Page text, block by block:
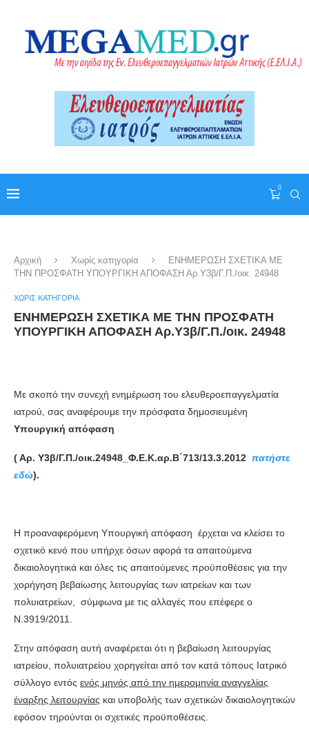
0
Αρχική Χωρίς κατηγορία
ΕΝΗΜΕΡΩΣΗ ΣΧΕΤΙΚΑ ΜΕ
ΤΗΝ ΠΡΟΣΦΑΤΗ ΥΠΟΥΡΓΙΚΗ ΑΠΟΦΑΣΗ Αρ.Υ3β/Γ.Π./οικ. 24948
ΧΩΡΊΣ ΚΑΤΗΓΟΡΊΑ
ΕΝΗΜΕΡΩΣΗ ΣΧΕΤΙΚΑ ΜΕ ΤΗΝ ΠΡΟΣΦΑΤΗ
ΥΠΟΥΡΓΙΚΗ ΑΠΟΦΑΣΗ Αρ.Υ3β/Γ.Π./οικ. 24948
Με σκοπό την συνεχή ενημέρωση του ελευθεροεπαγγελματία
ιατρού, σας αναφέρουμε την πρόσφατα δημοσιευμένη
Υπουργική απόφαση
( Αρ. Υ3β/Γ.Π./οικ.24948_Φ.Ε.Κ.αρ.Β΄713/13.3.2012­ πατήστε
εδώ).
Η προαναφερόμενη Υπουργική απόφαση έρχεται να κλείσει το
σχετικό κενό που υπήρχε όσων αφορά τα απαιτούμενα
δικαιολογητικά και όλες τις απαιτούμενες προϋποθέσεις για την
χορήγηση βεβαίωσης λειτουργίας των ιατρείων και των
πολυιατρείων, σύμφωνα με τις αλλαγές που επέφερε ο
Ν.3919/2011.
Στην απόφαση αυτή αναφέρεται ότι η βεβαίωση λειτουργίας
ιατρείου, πολυιατρείου χορηγείται από τον κατά τόπους Ιατρικό
σύλλογο εντός ενός μηνός από την ημερομηνία αναγγελίας
έναρξης λειτουργίας και υποβολής των σχετικών δικαιολογητικών
εφόσον τηρούνται οι σχετικές προϋποθέσεις.